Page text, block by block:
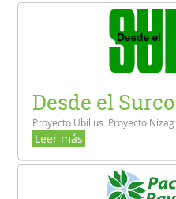
Desde el
Proyecto Ubillus Proyecto Nizag
Leer más